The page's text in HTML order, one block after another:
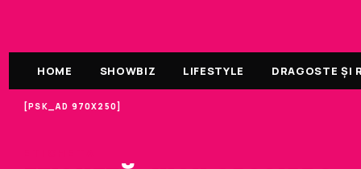
HOME SHOWBIZ LIFESTYLE DRAGOSTE ȘI
[PSK_AD 970X250]